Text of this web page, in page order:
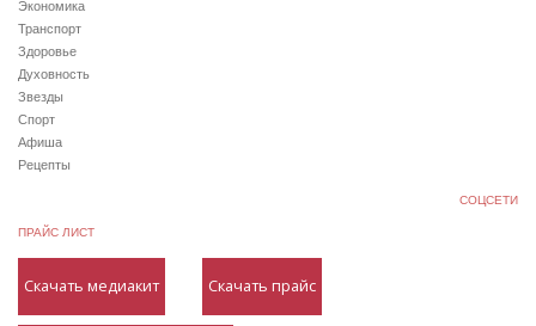
Экономика
Транспорт
Здоровье
Духовность
Звезды
Спорт
Афиша
Рецепты
СОЦСЕТИ
ПРАЙС ЛИСТ
Скачать медиакит Скачать прайс